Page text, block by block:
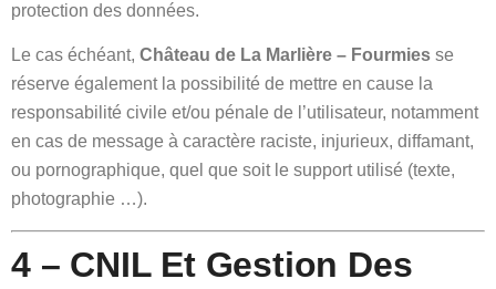
protection des données.
Le cas échéant, Château de La Marlière – Fourmies se
réserve également la possibilité de mettre en cause la
responsabilité civile et/ou pénale de l’utilisateur, notamment
en cas de message à caractère raciste, injurieux, diffamant,
ou pornographique, quel que soit le support utilisé (texte,
photographie …).
4 – CNIL Et Gestion Des